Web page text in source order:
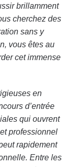
brillamment
cherchez des
sans y
vous êtes au
cet immense
en
d’entrée
qui ouvrent
professionnel
rapidement
Entre les